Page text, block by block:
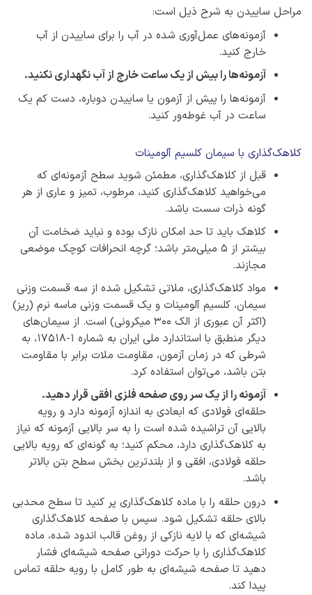
مراحل ساییدن به شرح ذیل است:
آزمونه‌های عمل‌آوری شده در آب را برای ساییدن از آب
خارج کنید.
آزمونه‌ها را بیش از یک ساعت خارج از آب نگهداری نکنید.
آزمونه‌ها را پیش از آزمون یا ساییدن دوباره، دست کم یک
ساعت در آب غوطه‌ور کنید.
کلاهک‌گذاری با سیمان کلسیم آلومینات
قبل از کلاهک‌گذاری، مطمئن شوید سطح آزمونه‌ای که
می‌خواهید کلاهک‌گذاری کنید، مرطوب، تمیز و عاری از هر
گونه ذرات سست باشد.
کلاهک باید تا حد امکان نازک بوده و نباید ضخامت آن
بیشتر از 5 میلی‌متر باشد؛ گرچه انحرافات کوچک موضعی
مجازند.
مواد کلاهک‌گذاری، ملاتی تشکیل شده از سه قسمت وزنی
سیمان، کلسیم آلومینات و یک قسمت وزنی ماسه نرم (ریز)
(اکثر آن عبوری از الک ۳۰۰ میکرونی) است. از سیمان‌های
دیگر منطبق با استاندارد ملی ایران به شماره 1-17518، به
شرطی که در زمان آزمون، مقاومت ملات برابر با مقاومت
بتن باشد، می‌توان استفاده کرد.
آزمونه را از یک سر روی صفحه فلزی افقی قرار دهید.
حلقه‌ای فولادی که ابعادی به اندازه آزمونه دارد و رویه
بالایی آن تراشیده شده است را به سر بالایی آزمونه که نیاز
به کلاهک‌گذاری دارد، محکم کنید؛ به گونه‌ای که رویه بالایی
حلقه فولادی، افقی و از بلندترین بخش سطح بتن بالاتر
باشد.
درون حلقه را با ماده کلاهک‌گذاری پر کنید تا سطح محدبی
بالای حلقه تشکیل شود. سپس با صفحه کلاهک‌گذاری
شیشه‌ای که با لایه نازکی از روغن قالب اندود شده، ماده
کلاهک‌گذاری را با حرکت دورانی صفحه شیشه‌ای فشار
دهید تا صفحه شیشه‌ای به طور کامل با رویه حلقه تماس
پیدا کند.